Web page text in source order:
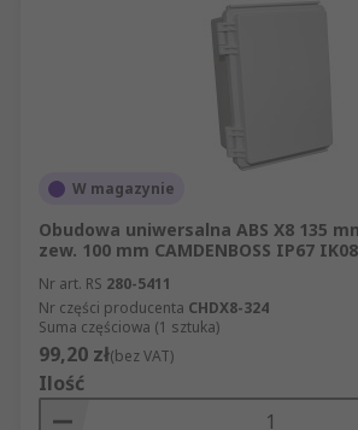
W magazynie
Obudowa uniwersalna ABS X8 135
zew. 100 mm CAMDENBOSS IP67
Nr art. RS 280-5411
Nr części producenta CHDX8-324
Suma częściowa (1 sztuka)
99,20 zł(bez VAT)
Ilość